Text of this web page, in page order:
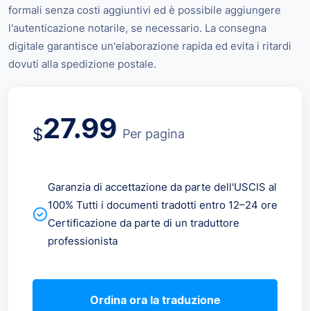
formali senza costi aggiuntivi ed è possibile aggiungere
l'autenticazione notarile, se necessario. La consegna
digitale garantisce un'elaborazione rapida ed evita i ritardi
dovuti alla spedizione postale.
$27.99 Per pagina
Garanzia di accettazione da parte dell'USCIS al
100% Tutti i documenti tradotti entro 12–24 ore
Certificazione da parte di un traduttore
professionista
Ordina ora la traduzione